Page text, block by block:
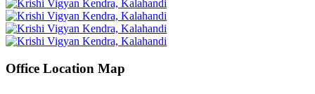
Office Location Map